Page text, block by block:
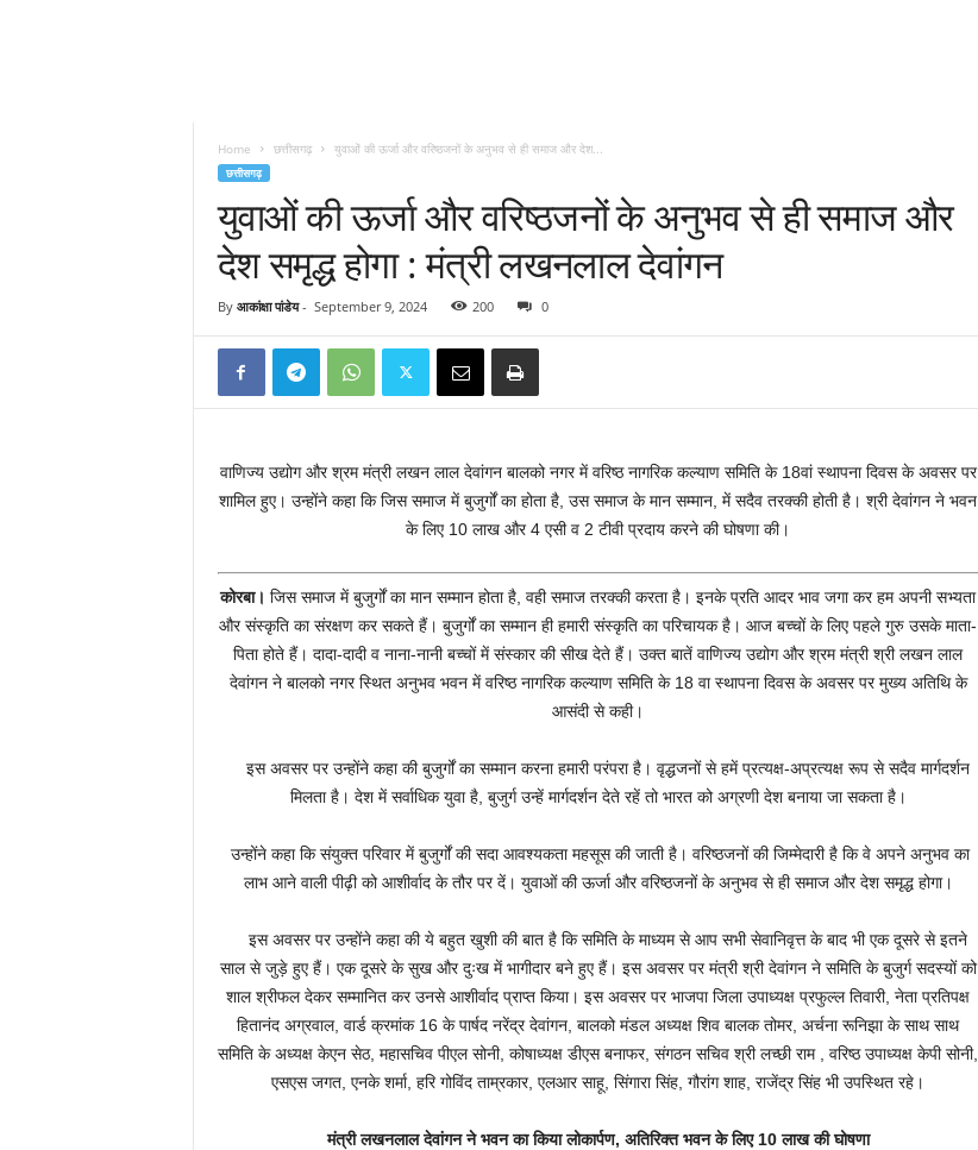
Home छत्तीसगढ़ युवाओं की ऊर्जा और वरिष्ठजनों के अनुभव से ही समाज और देश...
छत्तीसगढ़
युवाओं की ऊर्जा और वरिष्ठजनों के अनुभव से ही समाज और
देश समृद्ध होगा : मंत्री लखनलाल देवांगन
By आकांक्षा पांडेय- September 9, 2024 200 0
वाणिज्य उद्योग और श्रम मंत्री लखन लाल देवांगन बालको नगर में वरिष्ठ नागरिक कल्याण समिति के 18वां स्थापना दिवस के अवसर पर
शामिल हुए। उन्होंने कहा कि जिस समाज में बुजुर्गों का होता है, उस समाज के मान सम्मान, में सदैव तरक्की होती है। श्री देवांगन ने भवन
के लिए 10 लाख और 4 एसी व 2 टीवी प्रदाय करने की घोषणा की।
कोरबा। जिस समाज में बुजुर्गों का मान सम्मान होता है, वही समाज तरक्की करता है। इनके प्रति आदर भाव जगा कर हम अपनी सभ्यता
और संस्कृति का संरक्षण कर सकते हैं। बुजुर्गों का सम्मान ही हमारी संस्कृति का परिचायक है। आज बच्चों के लिए पहले गुरु उसके माता-
पिता होते हैं। दादा-दादी व नाना-नानी बच्चों में संस्कार की सीख देते हैं। उक्त बातें वाणिज्य उद्योग और श्रम मंत्री श्री लखन लाल
देवांगन ने बालको नगर स्थित अनुभव भवन में वरिष्ठ नागरिक कल्याण समिति के 18 वा स्थापना दिवस के अवसर पर मुख्य अतिथि के
आसंदी से कही।
इस अवसर पर उन्होंने कहा की बुजुर्गों का सम्मान करना हमारी परंपरा है। वृद्धजनों से हमें प्रत्यक्ष-अप्रत्यक्ष रूप से सदैव मार्गदर्शन
मिलता है। देश में सर्वाधिक युवा है, बुजुर्ग उन्हें मार्गदर्शन देते रहें तो भारत को अग्रणी देश बनाया जा सकता है।
उन्होंने कहा कि संयुक्त परिवार में बुजुर्गों की सदा आवश्यकता महसूस की जाती है। वरिष्ठजनों की जिम्मेदारी है कि वे अपने अनुभव का
लाभ आने वाली पीढ़ी को आशीर्वाद के तौर पर दें। युवाओं की ऊर्जा और वरिष्ठजनों के अनुभव से ही समाज और देश समृद्ध होगा।
इस अवसर पर उन्होंने कहा की ये बहुत खुशी की बात है कि समिति के माध्यम से आप सभी सेवानिवृत्त के बाद भी एक दूसरे से इतने
साल से जुड़े हुए हैं। एक दूसरे के सुख और दुःख में भागीदार बने हुए हैं। इस अवसर पर मंत्री श्री देवांगन ने समिति के बुजुर्ग सदस्यों को
शाल श्रीफल देकर सम्मानित कर उनसे आशीर्वाद प्राप्त किया। इस अवसर पर भाजपा जिला उपाध्यक्ष प्रफुल्ल तिवारी, नेता प्रतिपक्ष
हितानंद अग्रवाल, वार्ड क्रमांक 16 के पार्षद नरेंद्र देवांगन, बालको मंडल अध्यक्ष शिव बालक तोमर, अर्चना रूनिझा के साथ साथ
समिति के अध्यक्ष केएन सेठ, महासचिव पीएल सोनी, कोषाध्यक्ष डीएस बनाफर, संगठन सचिव श्री लच्छी राम , वरिष्ठ उपाध्यक्ष केपी सोनी,
एसएस जगत, एनके शर्मा, हरि गोविंद ताम्रकार, एलआर साहू, सिंगारा सिंह, गौरांग शाह, राजेंद्र सिंह भी उपस्थित रहे।
मंत्री लखनलाल देवांगन ने भवन का किया लोकार्पण, अतिरिक्त भवन के लिए 10 लाख की घोषणा